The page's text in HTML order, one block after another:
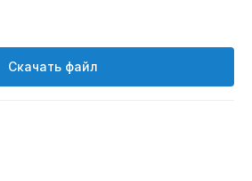
Скачать файл